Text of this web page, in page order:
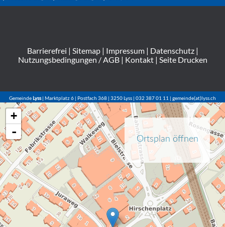
Barrierefrei | Sitemap| Impressum| Datenschutz|
Nutzungsbedingungen / AGB| Kontakt| Seite Drucken
GemeindeLyss| Marktplatz 6 | Postfach 368 | 3250 Lyss | 032 387 01 11 | gemeinde(at)lyss.ch